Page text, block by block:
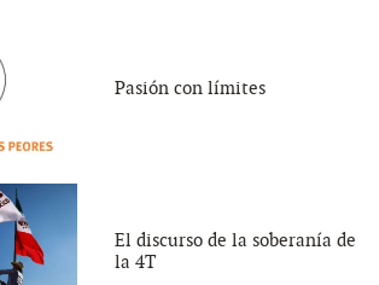
Pasión con límites
El discurso de la soberanía de
la 4T